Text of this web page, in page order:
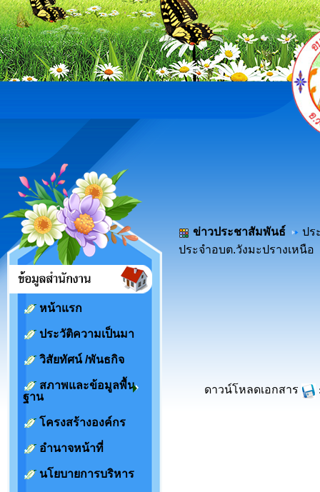
หน้าแรก
ประวัติความเป็นมา
วิสัยทัศน์ /พันธกิจ
สภาพและข้อมูลพื้น
ฐาน
โครงสร้างองค์กร
อำนาจหน้าที่
นโยบายการบริหาร
ข่าวประชาสัมพันธ์
ปร
ประจำอบต.วังมะปรางเหนือ
ดาวน์โหลดเอกสาร